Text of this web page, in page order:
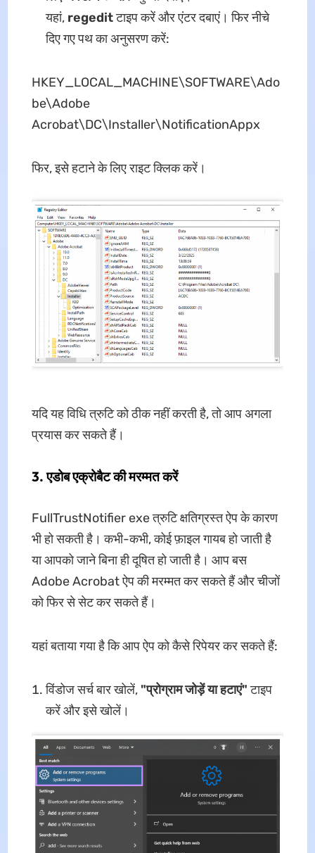
यहां, regeditटाइप करें और एंटर दबाएं। फिर नीचे
दिए गए पथ का अनुसरण करें:
HKEY_LOCAL_MACHINE\SOFTWARE\Ado
be\Adobe
Acrobat\DC\Installer\NotificationAppx
फिर, इसे हटाने के लिए राइट क्लिक करें।
यदि यह विधि त्रुटि को ठीक नहीं करती है, तो आप अगला
प्रयास कर सकते हैं।
3.एडोब एक्रोबैट की मरम्मतकरें
FullTrustNotifier exe त्रुटि क्षतिग्रस्त ऐप के कारण
भी हो सकती है। कभी-कभी, कोई फ़ाइल गायब हो जाती है
या आपको जाने बिना ही दूषित हो जाती है। आप बस
Adobe Acrobat ऐप की मरम्मत कर सकते हैं और चीजों
को फिर से सेट कर सकते हैं।
यहां बताया गया है कि आप ऐप को कैसे रिपेयर कर सकते हैं:
विंडोज सर्च बार खोलें, "प्रोग्राम जोड़ें या हटाएं"टाइप
करें और इसे खोलें।